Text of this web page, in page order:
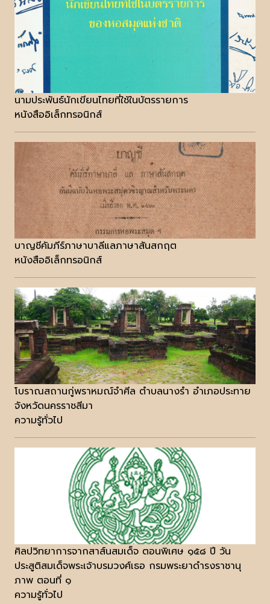
นามประพันธ์นักเขียนไทยที่ใช้ในบัตรรายการ
หนังสืออิเล็กทรอนิกส์
บาญชีคัมภีร์ภาษาบาลีแลภาษาสันสกฤต
หนังสืออิเล็กทรอนิกส์
โบราณสถานกู่พราหมณ์จำศีล ตำบลนางรำ อำเภอประทาย
จังหวัดนครราชสีมา
ความรู้ทั่วไป
ศิลปวิทยาการจากสาส์นสมเด็จ ตอนพิเศษ ๑๕๘ ปี วัน
ประสูติสมเด็จพระเจ้าบรมวงศ์เธอ กรมพระยาดำรงราชานุ
ภาพ ตอนที่ ๑
ความรู้ทั่วไป